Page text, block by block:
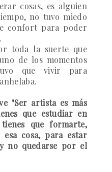
cosas, es alguien
no tuvo miedo
confort para poder
toda la suerte que
uno de los momentos
que vivir para
"Ser artista es más
que estudiar en
que formarte,
cosa, para estar
no quedarse por el